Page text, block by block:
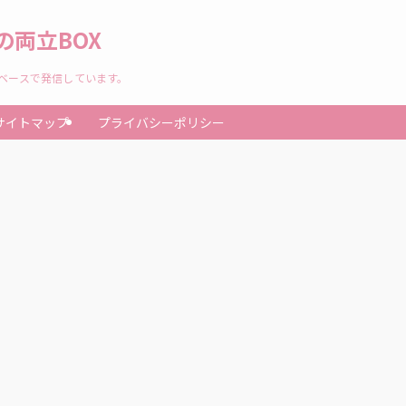
両立BOX
スで発信しています。
イトマップ プライバシーポリシー